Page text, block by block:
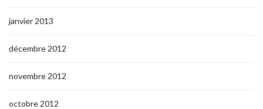
janvier 2013
décembre 2012
novembre 2012
octobre 2012